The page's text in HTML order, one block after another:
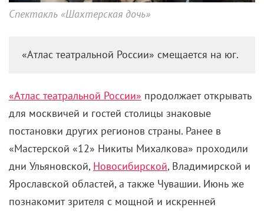
Спектакль «Шахтерская дочь»
«Атлас театральной России» смещается на юг.
«Атлас театральной России» продолжает открывать
для москвичей и гостей столицы знаковые
постановки других регионов страны. Ранее в
«Мастерской «12» Никиты Михалкова» проходили
дни Ульяновской, Новосибирской, Владимирской и
Ярославской областей, а также Чувашии. Июнь же
познакомит зрителя с мощной и искренней